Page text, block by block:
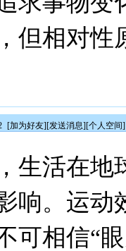
但相对
[加为好友][发送消息][个人空间]
生活在地
响。运动
可相信“